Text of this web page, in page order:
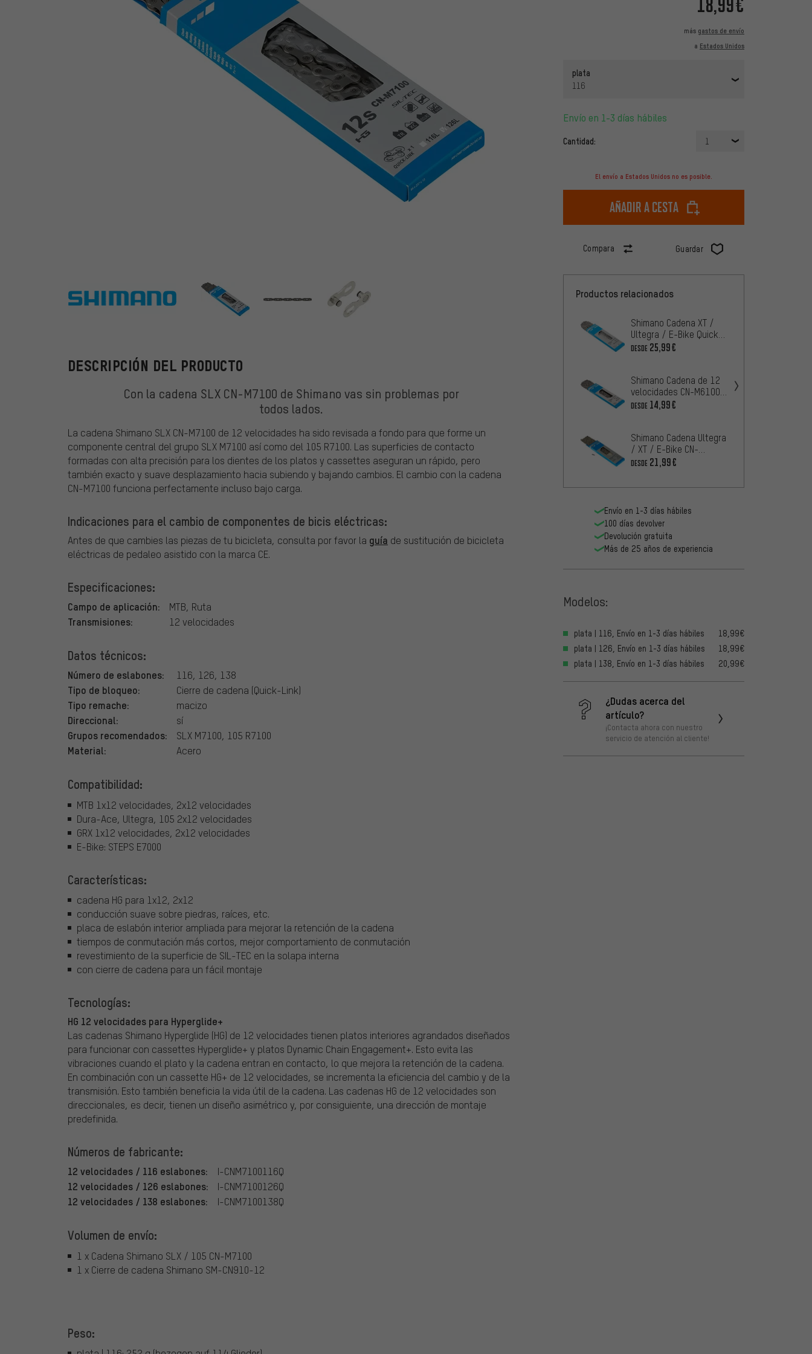
más gastos de envío
a Estados Unidos
plata
116
Envío en 1-3 días hábiles
Cantidad: 1
El envío a Estados Unidos no es posible.
Añadir a cesta
Compara Guardar
Shimano
DESCRIPCIÓN DEL PRODUCTO
Con la cadena SLX CN-M7100 de Shimano vas sin problemas por
todos lados.
La cadena Shimano SLX CN-M7100 de 12 velocidades ha sido revisada a fondo para que forme un
componente central del grupo SLX M7100 así como del 105 R7100. Las superficies de contacto
formadas con alta precisión para los dientes de los platos y cassettes aseguran un rápido, pero
también exacto y suave desplazamiento hacia subiendo y bajando cambios. El cambio con la cadena
CN-M7100 funciona perfectamente incluso bajo carga.
Indicaciones para el cambio de componentes de bicis eléctricas:
Antes de que cambies las piezas de tu bicicleta, consulta por favor la guía de sustitución de bicicleta
eléctricas de pedaleo asistido con la marca CE.
Especificaciones:
Campo de aplicación: MTB, Ruta
Transmisiones: 12 velocidades
Datos técnicos:
Número de eslabones: 116, 126, 138
Tipo de bloqueo: Cierre de cadena (Quick-Link)
Tipo remache: macizo
Direccional: sí
Grupos recomendados: SLX M7100, 105 R7100
Material: Acero
Compatibilidad:
MTB 1x12 velocidades, 2x12 velocidades
Dura-Ace, Ultegra, 105 2x12 velocidades
GRX 1x12 velocidades, 2x12 velocidades
E-Bike: STEPS E7000
Características:
cadena HG para 1x12, 2x12
conducción suave sobre piedras, raíces, etc.
placa de eslabón interior ampliada para mejorar la retención de la cadena
tiempos de conmutación más cortos, mejor comportamiento de conmutación
revestimiento de la superficie de SIL-TEC en la solapa interna
con cierre de cadena para un fácil montaje
Tecnologías:
HG 12 velocidades para Hyperglide+
Las cadenas Shimano Hyperglide (HG) de 12 velocidades tienen platos interiores agrandados diseñados
para funcionar con cassettes Hyperglide+ y platos Dynamic Chain Engagement+. Esto evita las
vibraciones cuando el plato y la cadena entran en contacto, lo que mejora la retención de la cadena.
En combinación con un cassette HG+ de 12 velocidades, se incrementa la eficiencia del cambio y de la
transmisión. Esto también beneficia la vida útil de la cadena. Las cadenas HG de 12 velocidades son
direccionales, es decir, tienen un diseño asimétrico y, por consiguiente, una dirección de montaje
predefinida.
Números de fabricante:
12 velocidades / 116 eslabones: I-CNM7100116Q
12 velocidades / 126 eslabones: I-CNM7100126Q
12 velocidades / 138 eslabones: I-CNM7100138Q
Volumen de envío:
1 x Cadena Shimano SLX / 105 CN-M7100
1 x Cierre de cadena Shimano SM-CN910-12
Peso:
Productos relacionados
Shimano Cadena XT /
Ultegra / E-Bike Quick-
Link CN-M8100 12
DESDE 25,99€
Shimano Cadena de 12
velocidades CN-M6100
Quick-Link
DESDE 14,99€
Shimano Cadena Ultegra
/ XT / E-Bike CN-
HG701-11 11
DESDE 21,99€
Envío en 1-3 días hábiles
100 días devolver
Devolución gratuita
Más de 25 años de experiencia
Modelos:
plata | 116, Envío en 1-3 días hábiles
18,99€
plata | 126, Envío en 1-3 días hábiles
18,99€
plata | 138, Envío en 1-3 días hábiles
20,99€
¿Dudas acerca del
artículo?
¡Contacta ahora con nuestro
servicio de atención al cliente!